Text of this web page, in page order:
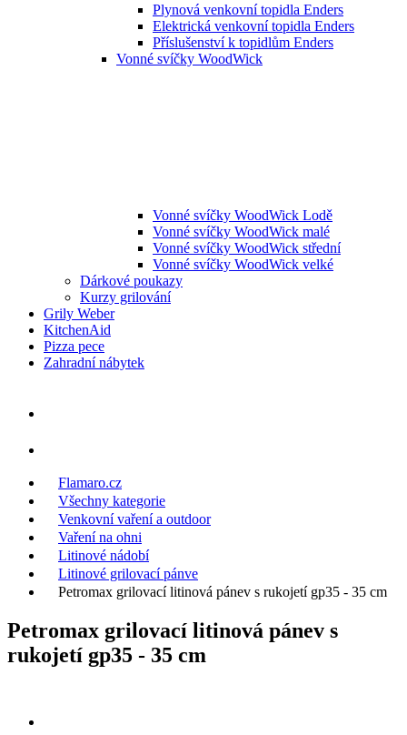
Plynová venkovní topidla Enders
Elektrická venkovní topidla Enders
Příslušenství k topidlům Enders
Vonné svíčky WoodWick
Vonné svíčky WoodWick Lodě
Vonné svíčky WoodWick malé
Vonné svíčky WoodWick střední
Vonné svíčky WoodWick velké
Dárkové poukazy
Kurzy grilování
Grily Weber
KitchenAid
Pizza pece
Zahradní nábytek
Flamaro.cz
Všechny kategorie
Venkovní vaření a outdoor
Vaření na ohni
Litinové nádobí
Litinové grilovací pánve
Petromax grilovací litinová pánev s rukojetí gp35 - 35 cm
Petromax grilovací litinová pánev s
rukojetí gp35 - 35 cm